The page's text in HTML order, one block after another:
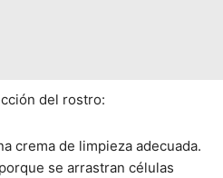
del rostro:
crema de limpieza adecuada.
se arrastran células